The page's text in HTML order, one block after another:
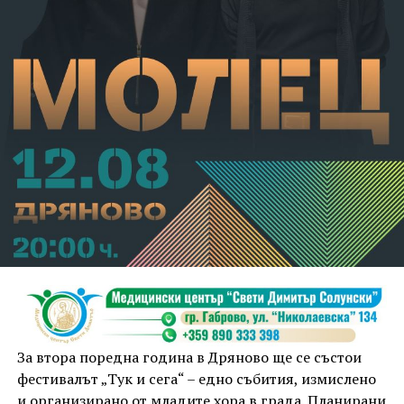
Съдебният акт е окончателен.
За втора поредна година в Дряново ще се състои
фестивалът „Тук и сега“ – едно събития, измислено